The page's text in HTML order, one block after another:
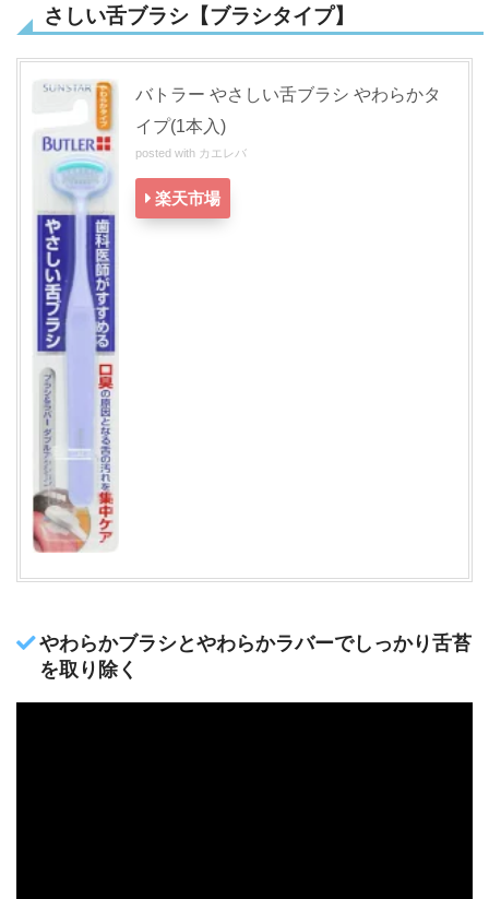
さしい舌ブラシ【ブラシタイプ】
バトラー やさしい舌ブラシ やわらかタ
イプ(1本入)
posted with カエレバ
楽天市場
やわらかブラシとやわらかラバーでしっかり舌苔
を取り除く